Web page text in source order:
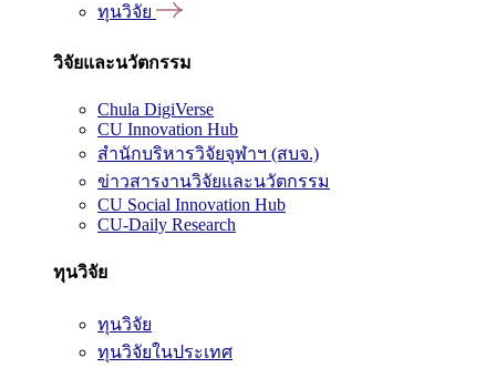
ทุนวิจัย
วิจัยและนวัตกรรม
Chula DigiVerse
CU Innovation Hub
สำนักบริหารวิจัยจุฬาฯ (สบจ.)
ข่าวสารงานวิจัยและนวัตกรรม
CU Social Innovation Hub
CU-Daily Research
ทุนวิจัย
ทุนวิจัย
ทุนวิจัยในประเทศ